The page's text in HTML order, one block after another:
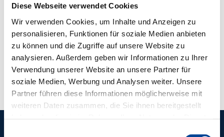
Diese Webseite verwendet Cookies
Wir verwenden Cookies, um Inhalte und Anzeigen zu
personalisieren, Funktionen für soziale Medien anbieten
zu können und die Zugriffe auf unsere Website zu
analysieren. Außerdem geben wir Informationen zu Ihrer
Verwendung unserer Website an unsere Partner für
soziale Medien, Werbung und Analysen weiter. Unsere
Partner führen diese Informationen möglicherweise mit
weiteren Daten zusammen, die Sie ihnen bereitgestellt